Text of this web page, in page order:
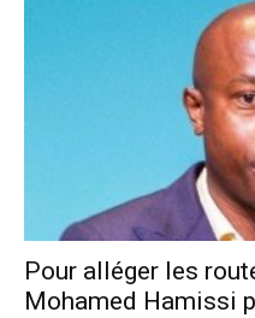
Pour alléger les
Mohamed Hamissi